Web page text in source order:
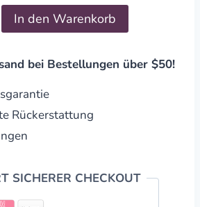
In den Warenkorb
bei Bestellungen über $50!
Rückerstattung
SICHERER CHECKOUT